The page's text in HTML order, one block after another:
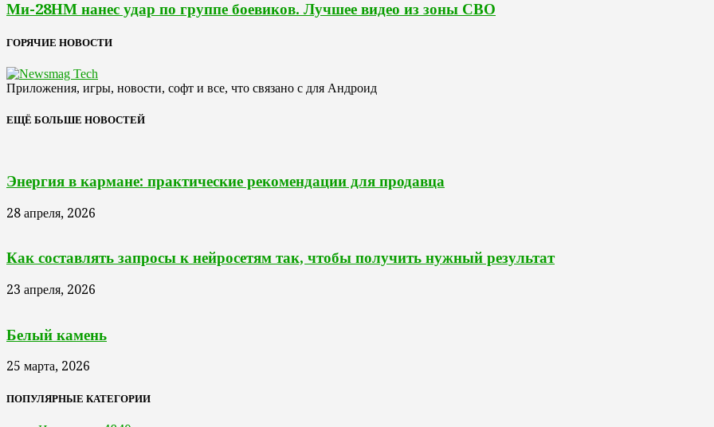
Ми-28НМ нанес удар по группе боевиков. Лучшее видео из зоны СВО
ГОРЯЧИЕ НОВОСТИ
Приложения, игры, новости, софт и все, что связано с для Андроид
ЕЩЁ БОЛЬШЕ НОВОСТЕЙ
Энергия в кармане: практические рекомендации для продавца
28 апреля, 2026
Как составлять запросы к нейросетям так, чтобы получить нужный результат
23 апреля, 2026
Белый камень
25 марта, 2026
ПОПУЛЯРНЫЕ КАТЕГОРИИ